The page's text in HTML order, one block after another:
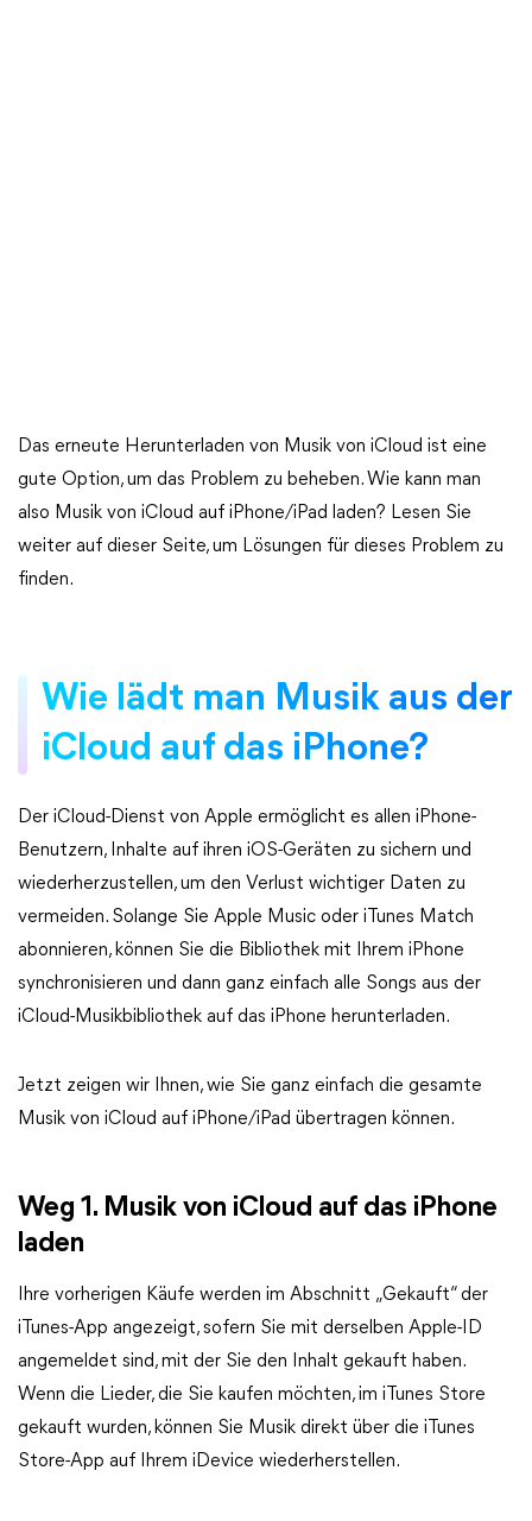
Das erneute Herunterladen von Musik von iCloud ist eine
gute Option, um das Problem zu beheben. Wie kann man
also Musik von iCloud auf iPhone/iPad laden? Lesen Sie
weiter auf dieser Seite, um Lösungen für dieses Problem zu
finden.
Wie lädt man Musik aus der
iCloud auf das iPhone?
Der iCloud-Dienst von Apple ermöglicht es allen iPhone-
Benutzern, Inhalte auf ihren iOS-Geräten zu sichern und
wiederherzustellen, um den Verlust wichtiger Daten zu
vermeiden. Solange Sie Apple Music oder iTunes Match
abonnieren, können Sie die Bibliothek mit Ihrem iPhone
synchronisieren und dann ganz einfach alle Songs aus der
iCloud-Musikbibliothek auf das iPhone herunterladen.
Jetzt zeigen wir Ihnen, wie Sie ganz einfach die gesamte
Musik von iCloud auf iPhone/iPad übertragen können.
Weg 1. Musik von iCloud auf das iPhone
laden
Ihre vorherigen Käufe werden im Abschnitt „Gekauft“ der
iTunes-App angezeigt, sofern Sie mit derselben Apple-ID
angemeldet sind, mit der Sie den Inhalt gekauft haben.
Wenn die Lieder, die Sie kaufen möchten, im iTunes Store
gekauft wurden, können Sie Musik direkt über die iTunes
Store-App auf Ihrem iDevice wiederherstellen.